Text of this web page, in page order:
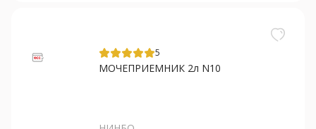
5
МОЧЕПРИЕМНИК 2л N10